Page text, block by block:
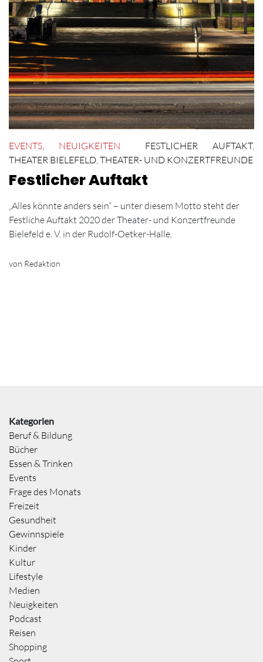
EVENTS, NEUIGKEITEN FESTLICHER AUFTAKT,
THEATER BIELEFELD,THEATER- UND KONZERTFREUNDE
Festlicher Auftakt
„Alles könnte anders sein“ – unter diesem Motto steht der
Festliche Auftakt 2020 der Theater- und Konzertfreunde
Bielefeld e. V. in der Rudolf-Oetker-Halle.
von Redaktion
Kategorien
Beruf & Bildung
Bücher
Essen & Trinken
Events
Frage des Monats
Freizeit
Gesundheit
Gewinnspiele
Kinder
Kultur
Lifestyle
Medien
Neuigkeiten
Podcast
Reisen
Shopping